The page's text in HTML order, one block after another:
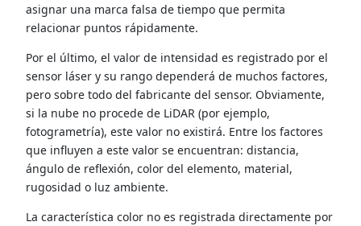
asignar una marca falsa de tiempo que permita
relacionar puntos rápidamente.
Por el último, el valor de intensidad es registrado por el
sensor láser y su rango dependerá de muchos factores,
pero sobre todo del fabricante del sensor. Obviamente,
si la nube no procede de LiDAR (por ejemplo,
fotogrametría), este valor no existirá. Entre los factores
que influyen a este valor se encuentran: distancia,
ángulo de reflexión, color del elemento, material,
rugosidad o luz ambiente.
La característica color no es registrada directamente por